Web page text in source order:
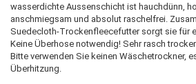
wasserdichte Aussenschicht ist hauchdünn,
anschmiegsam und absolut raschelfrei.
Suedecloth-Trockenfleecefutter sorgt sie für
Keine Überhose notwendig! Sehr rasch
Bitte verwenden Sie keinen Wäschetrockner,
Überhitzung.